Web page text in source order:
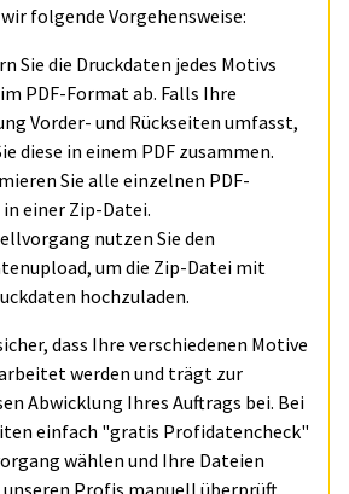
folgende Vorgehensweise:
Sie die Druckdaten jedes Motivs
PDF-Format ab. Falls Ihre
Vorder- und Rückseiten umfasst,
diese in einem PDF zusammen.
Sie alle einzelnen PDF-
einer Zip-Datei.
nutzen Sie den
um die Zip-Datei mit
hochzuladen.
dass Ihre verschiedenen Motive
werden und trägt zur
Abwicklung Ihres Auftrags bei. Bei
einfach "gratis Profidatencheck"
wählen und Ihre Dateien
unseren Profis manuell überprüft.